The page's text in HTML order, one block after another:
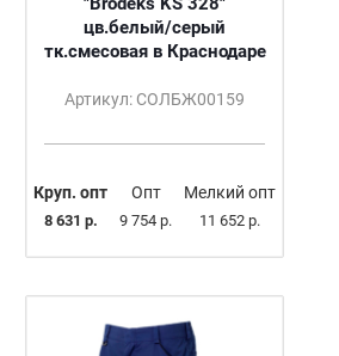
цв.белый/серый
тк.смесовая в Краснодаре
Артикул: СОЛБЖ00159
Круп. опт
8 631 р.
Опт
9 754 р.
Мелкий опт
11 652 р.